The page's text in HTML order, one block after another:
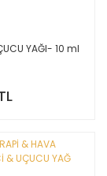
YAĞI- 10 ml